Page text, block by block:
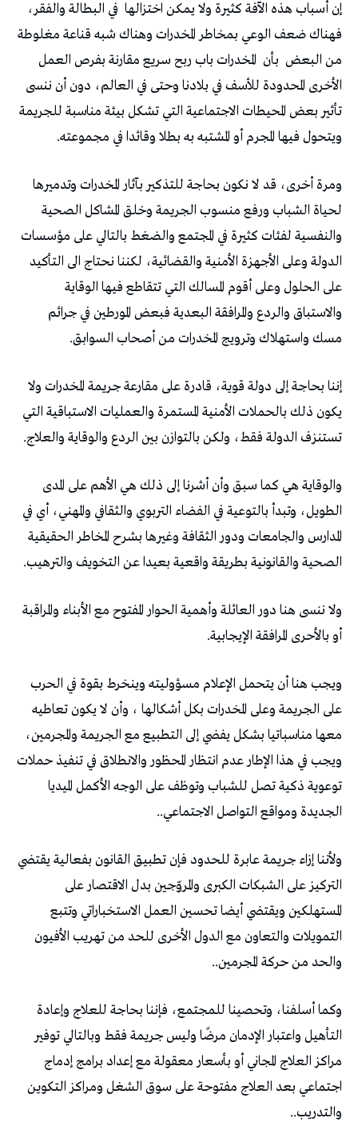
إن أسباب هذه الآفة كثيرة ولا يمكن اختزالها في البطالة والفقر،
فهناك ضعف الوعي بمخاطر المخدرات وهناك شبه قناعة مغلوطة
من البعض بأن المخدرات باب ربح سريع مقارنة بفرص العمل
الأخرى المحدودة للأسف في بلادنا وحتى في العالم، دون أن ننسى
تأثير بعض المحيطات الاجتماعية التي تشكل بيئة مناسبة للجريمة
ويتحول فيها المجرم أو المشتبه به بطلا وقائدا في مجموعته.
ومرة أخرى، قد لا نكون بحاجة للتذكير بآثار المخدرات وتدميرها
لحياة الشباب ورفع منسوب الجريمة وخلق المشاكل الصحية
والنفسية لفئات كثيرة في المجتمع والضغط بالتالي على مؤسسات
الدولة وعلى الأجهزة الأمنية والقضائية، لكننا نحتاج الى التأكيد
على الحلول وعلى أقوم المسالك التي تتقاطع فيها الوقاية
والاستباق والردع والمرافقة البعدية فبعض المورطين في جرائم
مسك واستهلاك وترويج المخدرات من أصحاب السوابق.
إننا بحاجة إلى دولة قوية، قادرة على مقارعة جريمة المخدرات ولا
يكون ذلك بالحملات الأمنية المستمرة والعمليات الاستباقية التي
تستنزف الدولة فقط، ولكن بالتوازن بين الردع والوقاية والعلاج.
والوقاية هي كما سبق وأن أشرنا إلى ذلك هي الأهم على المدى
الطويل، وتبدأ بالتوعية في الفضاء التربوي والثقافي والمهني، أي في
المدارس والجامعات ودور الثقافة وغيرها بشرح المخاطر الحقيقية
الصحية والقانونية بطريقة واقعية بعيدا عن التخويف والترهيب.
ولا ننسى هنا دور العائلة وأهمية الحوار المفتوح مع الأبناء والمراقبة
أو بالأحرى المرافقة الإيجابية.
ويجب هنا أن يتحمل الإعلام مسؤوليته وينخرط بقوة في الحرب
على الجريمة وعلى المخدرات بكل أشكالها ، وأن لا يكون تعاطيه
معها مناسباتيا بشكل يفضي إلى التطبيع مع الجريمة والمجرمين،
ويجب في هذا الإطار عدم انتظار المحظور والانطلاق في تنفيذ حملات
توعوية ذكية تصل للشباب وتوظف على الوجه الأكمل الميديا
الجديدة ومواقع التواصل الاجتماعي..
ولأننا إزاء جريمة عابرة للحدود فإن تطبيق القانون بفعالية يقتضي
التركيز على الشبكات الكبرى والمروّجين بدل الاقتصار على
المستهلكين ويقتضي أيضا تحسين العمل الاستخباراتي وتتبع
التمويلات والتعاون مع الدول الأخرى للحد من تهريب الأفيون
والحد من حركة المجرمين..
وكما أسلفنا، وتحصينا للمجتمع، فإننا بحاجة للعلاج وإعادة
التأهيل واعتبار الإدمان مرضًا وليس جريمة فقط وبالتالي توفير
مراكز العلاج المجاني أو بأسعار معقولة مع إعداد برامج إدماج
اجتماعي بعد العلاج مفتوحة على سوق الشغل ومراكز التكوين
والتدريب..